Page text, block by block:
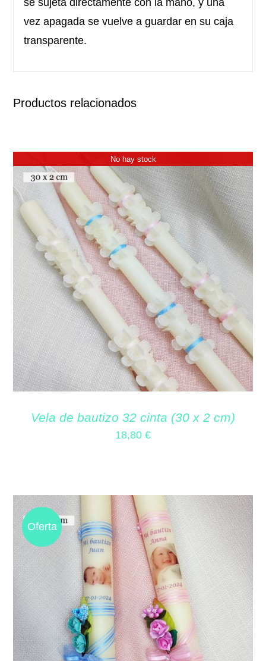
vez apagada se vuelve a guardar en su caja
transparente.
Productos relacionados
No hay stock
Vela de bautizo 32 cinta (30 x 2 cm)
18,80 €
Oferta